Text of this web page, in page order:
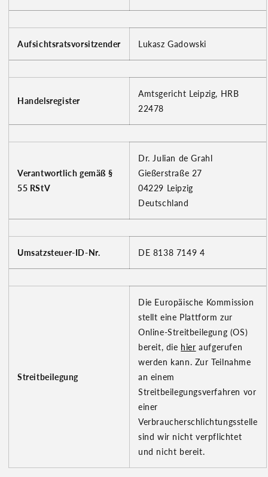
Aufsichtsratsvorsitzender Lukasz Gadowski
Handelsregister
Amtsgericht Leipzig, HRB
22478
Verantwortlich gemäß §
55 RStV
Dr. Julian de Grahl
Gießerstraße 27
04229 Leipzig
Deutschland
Umsatzsteuer-ID-Nr. DE 8138 7149 4
Streitbeilegung
Die Europäische Kommission
stellt eine Plattform zur
Online-Streitbeilegung (OS)
bereit, die hier aufgerufen
werden kann. Zur Teilnahme
an einem
Streitbeilegungsverfahren vor
einer
Verbraucherschlichtungsstelle
sind wir nicht verpflichtet
und nicht bereit.